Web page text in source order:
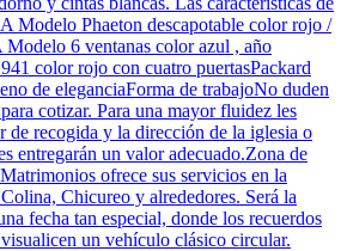
Modelo Phaeton descapotable color rojo /
6 ventanas color azul , año
color rojo con cuatro puertasPackard
de eleganciaForma de trabajoNo duden
cotizar. Para una mayor fluidez les
de recogida y la dirección de la iglesia o
entregarán un valor adecuado.Zona de
ofrece sus servicios en la
Chicureo y alrededores. Será la
fecha tan especial, donde los recuerdos
un vehículo clásico circular.